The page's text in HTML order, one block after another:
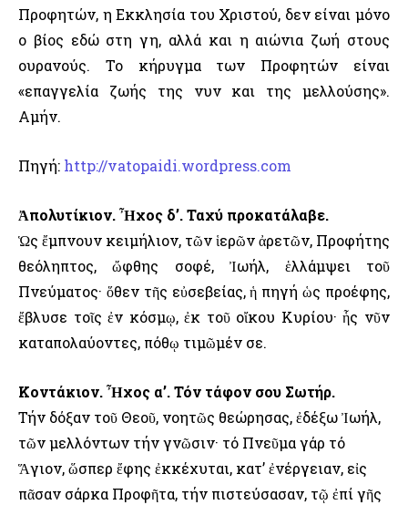
Προφητών, η Εκκλησία του Χριστού, δεν είναι μόνο
ο βίος εδώ στη γη, αλλά και η αιώνια ζωή στους
ουρανούς. Το κήρυγμα των Προφητών είναι
«επαγγελία ζωής της νυν και της μελλούσης».
Αμήν.
Πηγή: http://vatopaidi.wordpress.com
Ἀπολυτίκιον. Ἦχος δ’. Ταχύ προκατάλαβε.
Ὡς ἔμπνουν κειμήλιον, τῶν ἱερῶν ἀρετῶν, Προφήτης
θεόληπτος, ὤφθης σοφέ, Ἰωήλ, ἑλλάμψει τοῦ
Πνεύματος· ὅθεν τῆς εὐσεβείας, ἡ πηγή ὡς προέφης,
ἔβλυσε τοῖς ἐν κόσμῳ, ἐκ τοῦ οἴκου Κυρίου· ἧς νῦν
καταπολαύοντες, πόθῳ τιμῶμέν σε.
Κοντάκιον. Ἦχος α’. Τόν τάφον σου Σωτήρ.
Τήν δόξαν τοῦ Θεοῦ, νοητῶς θεώρησας, ἐδέξω Ἰωήλ,
τῶν μελλόντων τήν γνῶσιν· τό Πνεῦμα γάρ τό
Ἅγιον, ὥσπερ ἔφης ἐκκέχυται, κατ’ ἐνέργειαν, εἰς
πᾶσαν σάρκα Προφῆτα, τήν πιστεύσασαν, τῷ ἐπί γῆς